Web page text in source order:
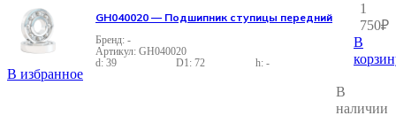
В избранное
GH040020
39
72 -
-
GH040020 — Подшипник ступицы передний
1
750₽
В
В
наличии